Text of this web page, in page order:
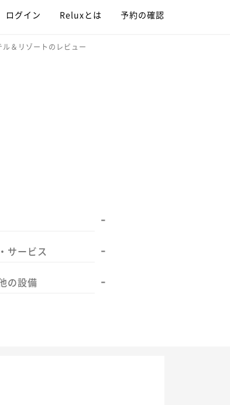
ログイン Reluxとは 予約の確認
＆リゾートのレビュー
-
サービス -
の設備 -